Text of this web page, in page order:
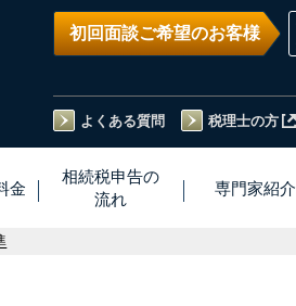
初回面談ご希望のお客様
よくある質問 税理士の方
金
相続税申告の
流れ
専門家紹介